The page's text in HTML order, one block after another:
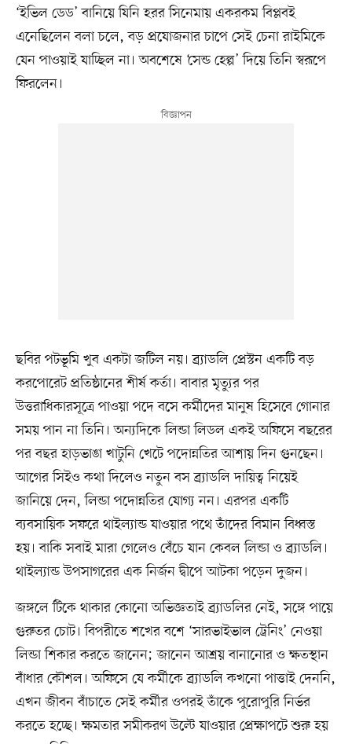
‘ইভিল ডেড’ বানিয়ে যিনি হরর সিনেমায় একরকম বিপ্লবই
এনেছিলেন বলা চলে, বড় প্রযোজনার চাপে সেই চেনা রাইমিকে
যেন পাওয়াই যাচ্ছিল না। অবশেষে ‘সেন্ড হেল্প’ দিয়ে তিনি স্বরূপে
ফিরলেন।
ছবির পটভূমি খুব একটা জটিল নয়। ব্র্যাডলি প্রেস্টন একটি বড়
করপোরেট প্রতিষ্ঠানের শীর্ষ কর্তা। বাবার মৃত্যুর পর
উত্তরাধিকারসূত্রে পাওয়া পদে বসে কর্মীদের মানুষ হিসেবে গোনার
সময় পান না তিনি। অন্যদিকে লিন্ডা লিডল একই অফিসে বছরের
পর বছর হাড়ভাঙা খাটুনি খেটে পদোন্নতির আশায় দিন গুনছেন।
আগের সিইও কথা দিলেও নতুন বস ব্র্যাডলি দায়িত্ব নিয়েই
জানিয়ে দেন, লিন্ডা পদোন্নতির যোগ্য নন। এরপর একটি
ব্যবসায়িক সফরে থাইল্যান্ড যাওয়ার পথে তাঁদের বিমান বিধ্বস্ত
হয়। বাকি সবাই মারা গেলেও বেঁচে যান কেবল লিন্ডা ও ব্র্যাডলি।
থাইল্যান্ড উপসাগরের এক নির্জন দ্বীপে আটকা পড়েন দুজন।
জঙ্গলে টিকে থাকার কোনো অভিজ্ঞতাই ব্র্যাডলির নেই, সঙ্গে পায়ে
গুরুতর চোট। বিপরীতে শখের বশে ‘সারভাইভাল ট্রেনিং’ নেওয়া
লিন্ডা শিকার করতে জানেন; জানেন আশ্রয় বানানোর ও ক্ষতস্থান
বাঁধার কৌশল। অফিসে যে কর্মীকে ব্র্যাডলি কখনো পাত্তাই দেননি,
এখন জীবন বাঁচাতে সেই কর্মীর ওপরই তাঁকে পুরোপুরি নির্ভর
করতে হচ্ছে। ক্ষমতার সমীকরণ উল্টে যাওয়ার প্রেক্ষাপটে শুরু হয়